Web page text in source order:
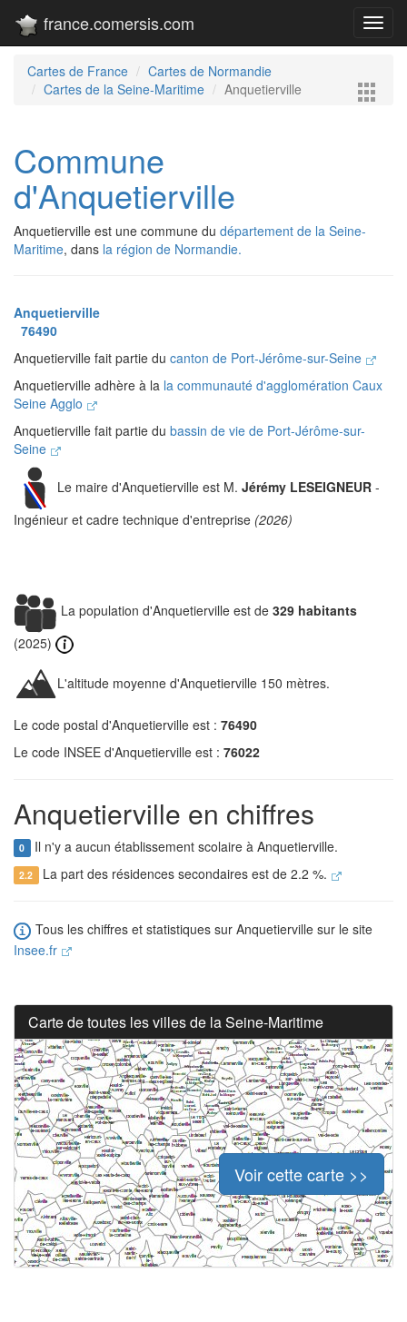
france.comersis.com
Cartes de France
Cartes de Normandie
Cartes de la Seine-Maritime
Anquetierville
Commune
d'Anquetierville
Anquetierville est une commune du département de la Seine-
Maritime, dans la région de Normandie.
Anquetierville
76490
Anquetierville fait partie du canton de Port-Jérôme-sur-Seine
Anquetierville adhère à la la communauté d'agglomération Caux
Seine Agglo
Anquetierville fait partie du bassin de vie de Port-Jérôme-sur-
Seine
Le maire d'Anquetierville est M. Jérémy LESEIGNEUR -
Ingénieur et cadre technique d'entreprise (2026)
La population d'Anquetierville est de 329 habitants
(2025)
L'altitude moyenne d'Anquetierville 150 mètres.
Le code postal d'Anquetierville est : 76490
Le code INSEE d'Anquetierville est : 76022
Anquetierville en chiffres
0 Il n'y a aucun établissement scolaire à Anquetierville.
2.2 La part des résidences secondaires est de 2.2 %.
Tous les chiffres et statistiques sur Anquetierville sur le site
Insee.fr
Carte de toutes les villes de la Seine-Maritime
Voir cette carte >>